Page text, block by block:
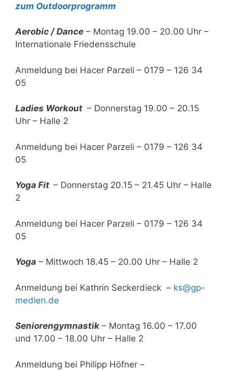
zum Outdoorprogramm
Aerobic / Dance – Montag 19.00 – 20.00 Uhr –
Internationale Friedensschule
Anmeldung bei Hacer Parzeli – 0179 – 126 34
05
Ladies Workout – Donnerstag 19.00 – 20.15
Uhr – Halle 2
Anmeldung bei Hacer Parzeli – 0179 – 126 34
05
Yoga Fit – Donnerstag 20.15 – 21.45 Uhr – Halle
2
Anmeldung bei Hacer Parzeli – 0179 – 126 34
05
Yoga – Mittwoch 18.45 – 20.00 Uhr – Halle 2
Anmeldung bei Kathrin Seckerdieck – ks@gp-
medien.de
Seniorengymnastik – Montag 16.00 – 17.00
und 17.00 – 18.00 Uhr – Halle 2
Anmeldung bei Philipp Höfner –